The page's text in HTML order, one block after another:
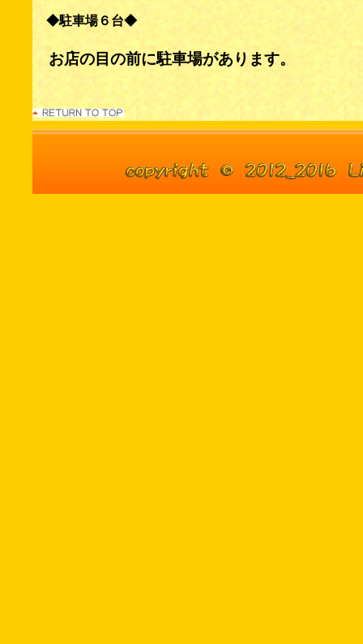
◆駐車場６台◆
お店の目の前に駐車場があります。